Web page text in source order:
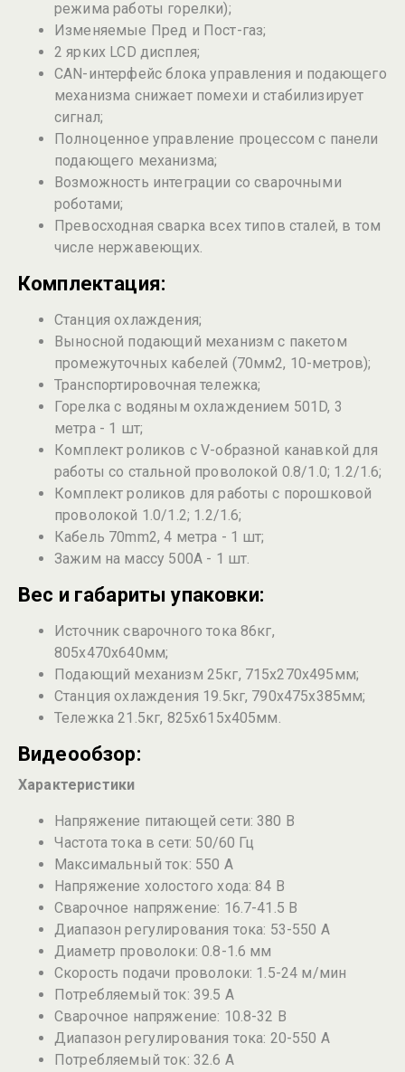
режима работы горелки);
Изменяемые Пред и Пост-газ;
2 ярких LCD дисплея;
CAN-интерфейс блока управления и подающего
механизма снижает помехи и стабилизирует
сигнал;
Полноценное управление процессом с панели
подающего механизма;
Возможность интеграции со сварочными
роботами;
Превосходная сварка всех типов сталей, в том
числе нержавеющих.
Комплектация:
Станция охлаждения;
Выносной подающий механизм с пакетом
промежуточных кабелей (70мм2, 10-метров);
Транспортировочная тележка;
Горелка с водяным охлаждением 501D, 3
метра - 1 шт;
Комплект роликов с V-образной канавкой для
работы со стальной проволокой 0.8/1.0; 1.2/1.6;
Комплект роликов для работы с порошковой
проволокой 1.0/1.2; 1.2/1.6;
Кабель 70mm2, 4 метра - 1 шт;
Зажим на массу 500А - 1 шт.
Вес и габариты упаковки:
Источник сварочного тока 86кг,
805х470х640мм;
Подающий механизм 25кг, 715х270х495мм;
Станция охлаждения 19.5кг, 790х475х385мм;
Тележка 21.5кг, 825х615х405мм.
Видеообзор:
Характеристики
Напряжение питающей сети: 380 В
Частота тока в сети: 50/60 Гц
Максимальный ток: 550 А
Напряжение холостого хода: 84 В
Сварочное напряжение: 16.7-41.5 В
Диапазон регулирования тока: 53-550 А
Диаметр проволоки: 0.8-1.6 мм
Скорость подачи проволоки: 1.5-24 м/мин
Потребляемый ток: 39.5 А
Сварочное напряжение: 10.8-32 В
Диапазон регулирования тока: 20-550 А
Потребляемый ток: 32.6 А